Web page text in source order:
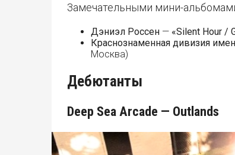
Замечательными мини-
Дэниэл Россен— «Silent Hour /
Краснознаменная дивизия
Москва)
Дебютанты
Deep Sea Arcade — Outlands